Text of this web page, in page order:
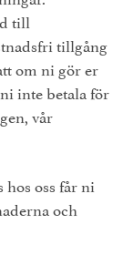
till
tillgång
om ni gör er
inte betala för
vår
oss får ni
och